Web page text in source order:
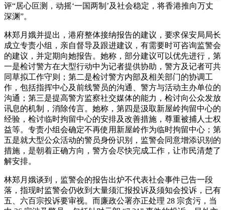
评“居心叵测，动摇‘一国两制’及社会稳定，将香港推向万丈
深渊”。
林郑月娥并提出，港府整体接纳报告的建议，要求保安局局长
成立专责小组，亲自督导及跟进建议，有需要时可咨询监警会
的建议，并定期向她报告。她称，部分建议可以优先进行，第
一是检讨警方在大型行动中为记者提供协助，警方及记者可共
同草拟工作守则；第二是检讨警方内部及相关部门的协调工
作，包括指挥中心及前线警员的沟通、警方与活动主办单位的
沟通；第三是提高警方监察社交媒体的能力，检讨向公众发放
讯息的机制，消除传言。她称，第四是汲取新屋岭拘留中心的
经验，检讨临时拘留中心的安排及改善措施，尊重被捕人士权
益等。专责小组会确定不再使用新屋岭作为临时拘留中心；第
五是就大型公众活动的警员身份识别，监警会同意增添识别的
措施，是朝着正确方向，警方会尽快完成工作，让市民清楚了
解安排。
林郑月娥谈到，监警会的报告出炉不代表社会事件已告一段
落，指现时监警会仍收到大量须汇报投诉及须知会投诉，已有
五、六百宗投诉要审视。而廉政公署亦正处理 28 宗贪污，当